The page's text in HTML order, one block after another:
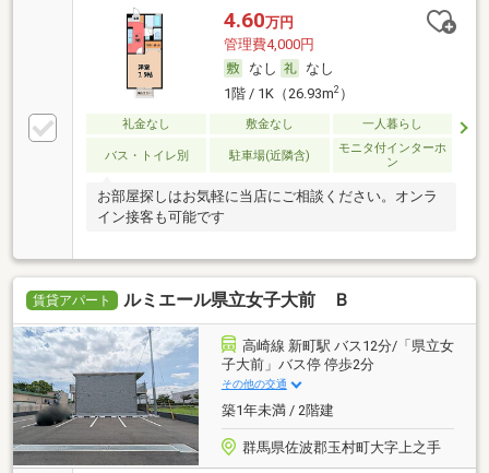
4.60万円
管理費4,000円
なし
なし
1階 / 1K（26.93m2）
礼金なし 敷金なし 一人暮らし
バス・トイレ別 駐車場(近隣含)
モニタ付インターホ
ン
お部屋探しはお気軽に当店にご相談ください。オンラ
イン接客も可能です
賃貸アパート ルミエール県立女子大前 Ｂ
高崎線 新町駅 バス12分/「県立女
子大前」バス停 停歩2分
その他の交通
築1年未満 / 2階建
群馬県佐波郡玉村町大字上之手